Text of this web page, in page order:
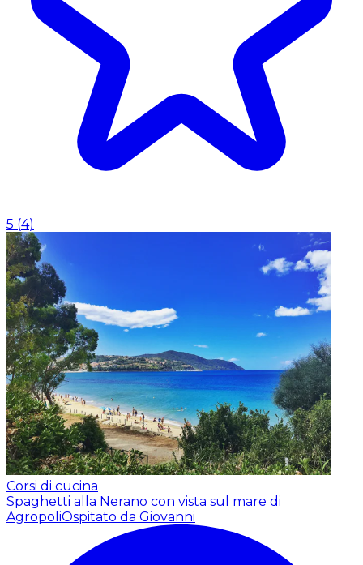
5 (4)
Corsi di cucina
Spaghetti alla Nerano con vista sul mare di
AgropoliOspitato da Giovanni